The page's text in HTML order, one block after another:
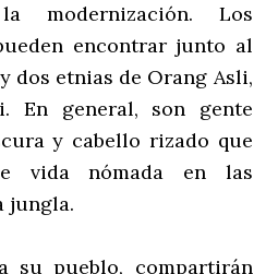
modernización. Los
encontrar junto al
dos etnias de Orang Asli,
En general, son gente
y cabello rizado que
vida nómada en las
jungla.
su pueblo, compartirán